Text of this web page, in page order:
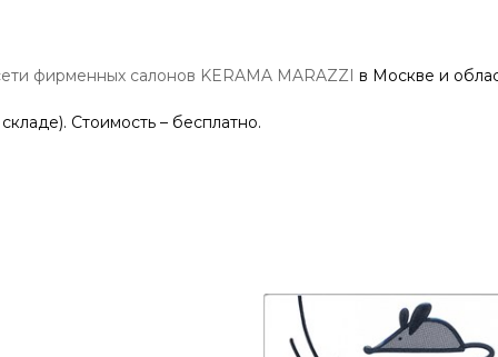
фирменных салонов KERAMA MARAZZI в Москве и
Стоимость – бесплатно.